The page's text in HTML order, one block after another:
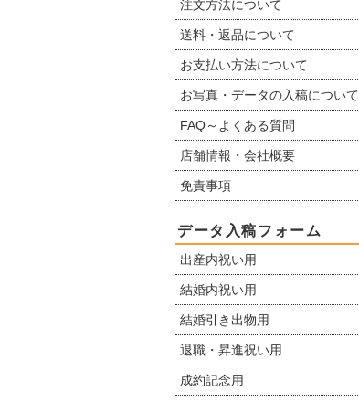
注文方法について
送料・返品について
お支払い方法について
お写真・データの入稿について
FAQ～よくある質問
店舗情報・会社概要
免責事項
データ入稿フォーム
出産内祝い用
結婚内祝い用
結婚引き出物用
退職・昇進祝い用
成約記念用